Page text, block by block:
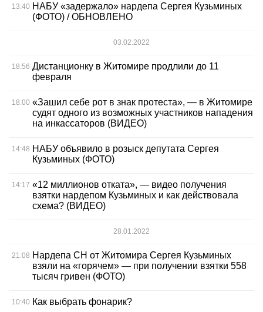
13:40 НАБУ «задержало» нардепа Сергея Кузьминых
(ФОТО) / ОБНОВЛЕНО
03.02.2022
18:56 Дистанционку в Житомире продлили до 11
февраля
18:00 «Зашил себе рот в знак протеста», — в Житомире
судят одного из возможных участников нападения
на инкассаторов (ВИДЕО)
14:48 НАБУ объявило в розыск депутата Сергея
Кузьминых (ФОТО)
14:17 «12 миллионов отката», — видео получения
взятки нардепом Кузьминых и как действовала
схема? (ВИДЕО)
28.01.2022
21:08 Нардепа СН от Житомира Сергея Кузьминых
взяли на «горячем» — при получении взятки 558
тысяч гривен (ФОТО)
10:40 Как выбрать фонарик?